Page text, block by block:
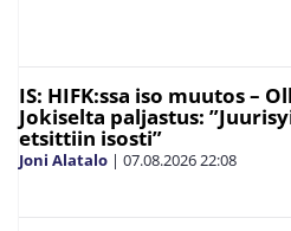
IS: HIFK:ssa iso muutos –
Jokiselta paljastus:
etsittiin isosti”
Joni Alatalo | 07.08.202622:08